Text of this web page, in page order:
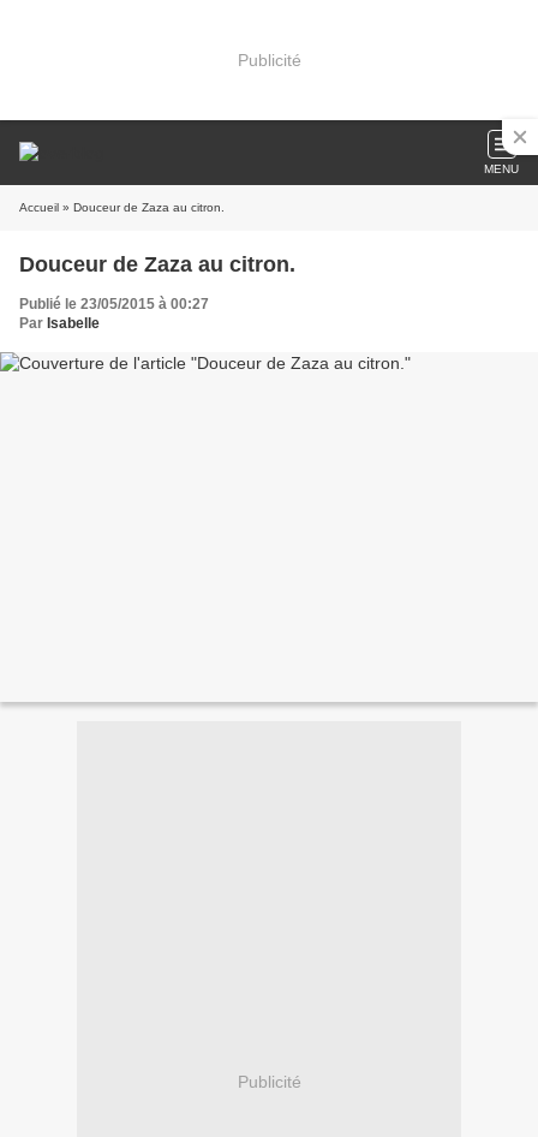
Publicité
MENU
Accueil » Douceur de Zaza au citron.
Douceur de Zaza au citron.
Publié le 23/05/2015 à 00:27
Par Isabelle
Publicité